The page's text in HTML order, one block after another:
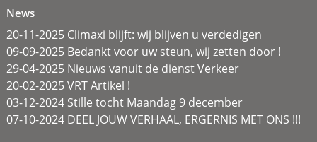
News
20-11-2025 Climaxi blijft: wij blijven u verdedigen
09-09-2025 Bedankt voor uw steun, wij zetten door !
29-04-2025 Nieuws vanuit de dienst Verkeer
20-02-2025 VRT Artikel !
03-12-2024 Stille tocht Maandag 9 december
07-10-2024 DEEL JOUW VERHAAL, ERGERNIS MET ONS !!!